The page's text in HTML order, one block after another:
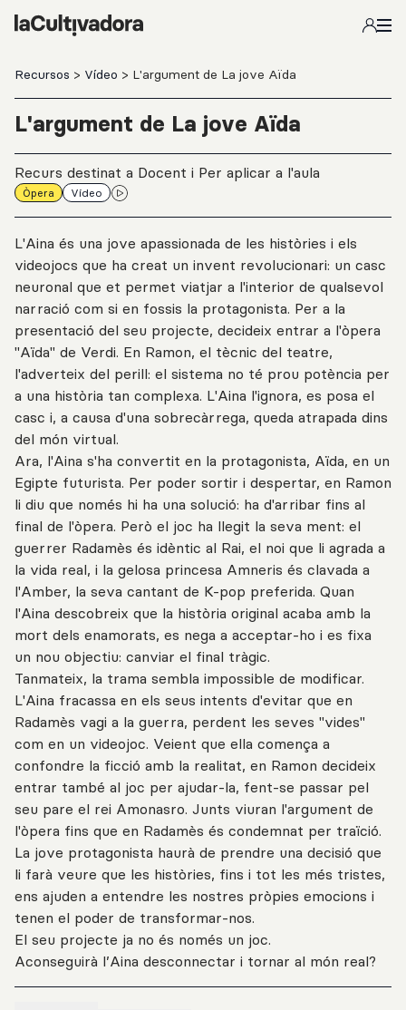
Salta al contingut principal
Recursos > Vídeo > L'argument de La jove Aïda
L'argument de La jove Aïda
Òpera Vídeo
Recurs destinat a Docent i Per aplicar a l'aula
L'Aina és una jove apassionada de les històries i els
videojocs que ha creat un invent revolucionari: un casc
neuronal que et permet viatjar a l'interior de qualsevol
narració com si en fossis la protagonista. Per a la
presentació del seu projecte, decideix entrar a l'òpera
"Aïda" de Verdi. En Ramon, el tècnic del teatre,
l'adverteix del perill: el sistema no té prou potència per
a una història tan complexa. L'Aina l'ignora, es posa el
casc i, a causa d'una sobrecàrrega, queda atrapada dins
del món virtual.
Ara, l'Aina s'ha convertit en la protagonista, Aïda, en un
Egipte futurista. Per poder sortir i despertar, en Ramon
li diu que només hi ha una solució: ha d'arribar fins al
final de l'òpera. Però el joc ha llegit la seva ment: el
guerrer Radamès és idèntic al Rai, el noi que li agrada a
la vida real, i la gelosa princesa Amneris és clavada a
l'Amber, la seva cantant de K-pop preferida. Quan
l'Aina descobreix que la història original acaba amb la
mort dels enamorats, es nega a acceptar-ho i es fixa
un nou objectiu: canviar el final tràgic.
Tanmateix, la trama sembla impossible de modificar.
L'Aina fracassa en els seus intents d'evitar que en
Radamès vagi a la guerra, perdent les seves "vides"
com en un videojoc. Veient que ella comença a
confondre la ficció amb la realitat, en Ramon decideix
entrar també al joc per ajudar-la, fent-se passar pel
seu pare el rei Amonasro. Junts viuran l'argument de
l'òpera fins que en Radamès és condemnat per traïció.
La jove protagonista haurà de prendre una decisió que
li farà veure que les històries, fins i tot les més tristes,
ens ajuden a entendre les nostres pròpies emocions i
tenen el poder de transformar-nos.
El seu projecte ja no és només un joc.
Aconseguirà l’Aina desconnectar i tornar al món real?